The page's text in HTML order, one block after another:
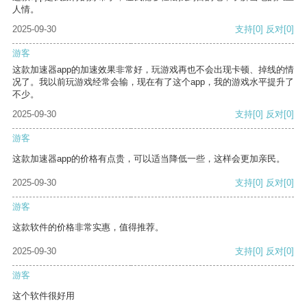
人情。
2025-09-30
支持[0] 反对[0]
游客
这款加速器app的加速效果非常好，玩游戏再也不会出现卡顿、掉线的情
况了。我以前玩游戏经常会输，现在有了这个app，我的游戏水平提升了
不少。
2025-09-30
支持[0] 反对[0]
游客
这款加速器app的价格有点贵，可以适当降低一些，这样会更加亲民。
2025-09-30 支持[0] 反对[0]
游客
这款软件的价格非常实惠，值得推荐。
2025-09-30 支持[0] 反对[0]
游客
这个软件很好用